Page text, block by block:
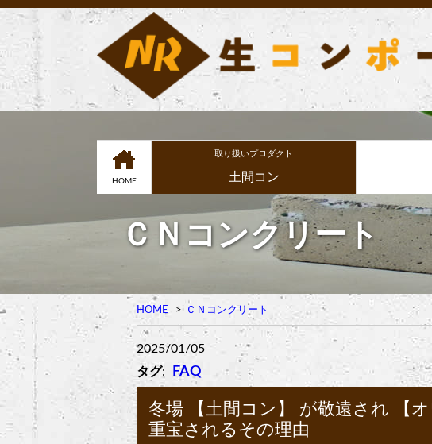
HOME
取り扱いプロダクト
土間コン
ＣＮコンクリート
HOME ＣＮコンクリート
2025/01/05
タグ: FAQ
冬場 【土間コン】 が敬遠され 【
重宝されるその理由